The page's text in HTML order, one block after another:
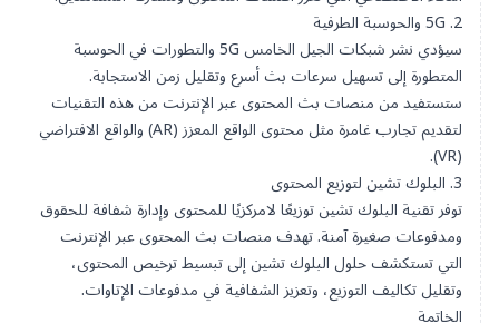
2. 5G والحوسبة الطرفية
سيؤدي نشر شبكات الجيل الخامس 5G والتطورات في الحوسبة
المتطورة إلى تسهيل سرعات بث أسرع وتقليل زمن الاستجابة.
ستستفيد من منصات بث المحتوى عبر الإنترنت من هذه التقنيات
لتقديم تجارب غامرة مثل
محتوى الواقع المعزز (AR) والواقع الافتراضي
(VR)
.
3. البلوك تشين لتوزيع المحتوى
توفر تقنية البلوك تشين توزيعًا لامركزيًا للمحتوى وإدارة شفافة للحقوق
ومدفوعات صغيرة آمنة. تهدف منصات بث المحتوى عبر الإنترنت
التي تستكشف حلول البلوك تشين إلى تبسيط ترخيص المحتوى،
وتقليل تكاليف التوزيع، وتعزيز الشفافية في مدفوعات الإتاوات.